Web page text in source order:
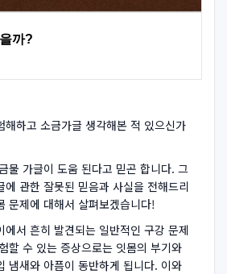
까?
해하고 소금가글 생각해본 적 있으신가
물 가글이 도움 된다고 믿곤 합니다. 그
에 관한 잘못된 믿음과 사실을 전해드리
문제에 대해서 살펴보겠습니다!
에서 흔히 발견되는 일반적인 구강 문제
할 수 있는 증상으로는 잇몸의 부기와
냄새와 아픔이 동반하게 됩니다. 이와